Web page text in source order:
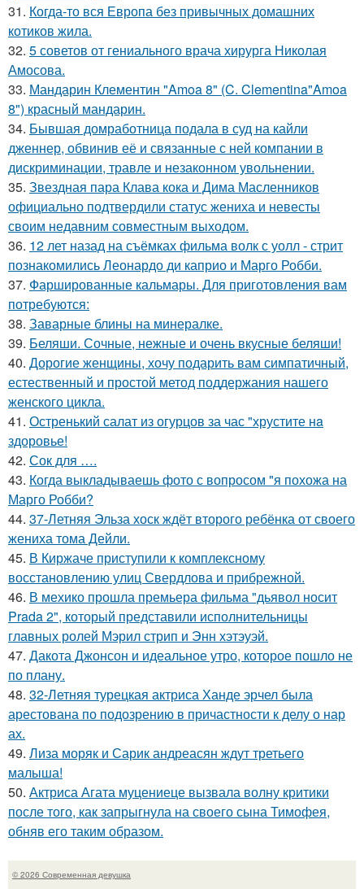
31. Когда-то вся Европа без привычных домашних
котиков жила.
32. 5 советов от гениального врача хирурга Николая
Амосова.
33. Мандарин Клементин "Amoa 8" (C. Clementina"Amoa
8") красный мандарин.
34. Бывшая домработница подала в суд на кайли
дженнер, обвинив её и связанные с ней компании в
дискриминации, травле и незаконном увольнении.
35. Звездная пара Клава кока и Дима Масленников
официально подтвердили статус жениха и невесты
своим недавним совместным выходом.
36. 12 лет назад на съёмках фильма волк с уолл - стрит
познакомились Леонардо ди каприо и Марго Робби.
37. Фаршированные кальмары. Для приготовления вам
потребуются:
38. Заварные блины на минералке.
39. Беляши. Сочные, нежные и очень вкусные беляши!
40. Дорогие женщины, хочу подарить вам симпатичный,
естественный и простой метод поддержания нашего
женского цикла.
41. Остренький салат из огурцов за час "хрустите нa
здоровье!
42. Сок для ….
43. Когда выкладываешь фото с вопросом "я похожа на
Марго Робби?
44. 37-Летняя Эльза хоск ждёт второго ребёнка от своего
жениха тома Дейли.
45. В Киржаче приступили к комплексному
восстановлению улиц Свердлова и прибрежной.
46. В мехико прошла премьера фильма "дьявол носит
Prada 2", который представили исполнительницы
главных ролей Мэрил стрип и Энн хэтэуэй.
47. Дакота Джонсон и идеальное утро, которое пошло не
по плану.
48. 32-Летняя турецкая актриса Ханде эрчел была
арестована по подозрению в причастности к делу о нар
ах.
49. Лиза моряк и Сарик андреасян ждут третьего
малыша!
50. Актриса Агата муцениеце вызвала волну критики
после того, как запрыгнула на своего сына Тимофея,
обняв его таким образом.
© 2026 Современная девушка